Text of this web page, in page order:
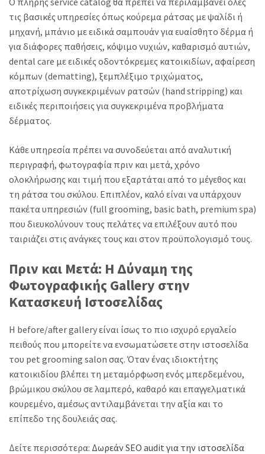
τις βασικές υπηρεσίες όπως κούρεμα ράτσας με ψαλίδι ή
μηχανή, μπάνιο με ειδικά σαμπουάν για ευαίσθητο δέρμα ή
για διάφορες παθήσεις, κόψιμο νυχιών, καθαρισμό αυτιών,
dental care με ειδικές οδοντόκρεμες κατοικιδίων, αφαίρεση
κόμπων (dematting), ξεμπλέξιμο τριχώματος,
αποτρίχωση συγκεκριμένων ρατσών (hand stripping) και
ειδικές περιποιήσεις για συγκεκριμένα προβλήματα
δέρματος.
Κάθε υπηρεσία πρέπει να συνοδεύεται από αναλυτική
περιγραφή, φωτογραφία πριν και μετά, χρόνο
ολοκλήρωσης και τιμή που εξαρτάται από το μέγεθος και
τη ράτσα του σκύλου. Επιπλέον, καλό είναι να υπάρχουν
πακέτα υπηρεσιών (full grooming, basic bath, premium spa)
που διευκολύνουν τους πελάτες να επιλέξουν αυτό που
ταιριάζει στις ανάγκες τους και στον προϋπολογισμό τους.
Πριν και Μετά: Η Δύναμη της
Φωτογραφικής Gallery στην
Κατασκευή Ιστοσελίδας
Η before/after gallery είναι ίσως το πιο ισχυρό εργαλείο
πειθούς που μπορείτε να ενσωματώσετε στην ιστοσελίδα
του pet grooming salon σας. Όταν ένας ιδιοκτήτης
κατοικιδίου βλέπει τη μεταμόρφωση ενός μπερδεμένου,
βρώμικου σκύλου σε λαμπερό, καθαρό και επαγγελματικά
κουρεμένο, αμέσως αντιλαμβάνεται την αξία και το
επίπεδο της δουλειάς σας.
Δείτε περισσότερα: Δωρεάν SEO audit για την ιστοσελίδα